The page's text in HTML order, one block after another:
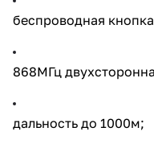
беспроводная
868МГц
дальность до 1000м;